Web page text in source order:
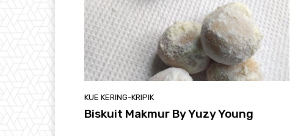
KUE KERING-KRIPIK
Biskuit Makmur By Yuzy Young